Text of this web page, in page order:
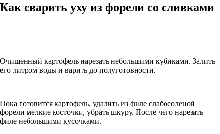
Как сварить уху из форели со сливками
Очищенный картофель нарезать небольшими кубиками. Залить
его литром воды и варить до полуготовности.
Пока готовится картофель, удалить из филе слабосоленой
форели мелкие косточки, убрать шкуру. После чего нарезать
филе небольшими кусочками.